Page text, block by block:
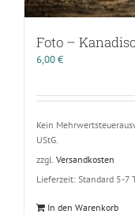
Foto –
6,00€
Kein
UStG.
zzgl. Versandkosten
Lieferzeit: Standard 5-7
In den Warenkorb